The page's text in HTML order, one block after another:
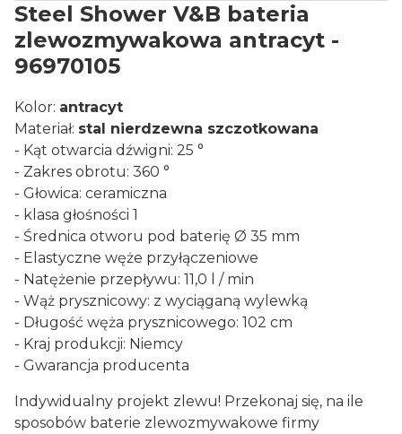
Steel Shower V&B bateria
zlewozmywakowa antracyt -
96970105
Kolor: antracyt
Materiał: stal nierdzewna szczotkowana
- Kąt otwarcia dźwigni: 25 °
- Zakres obrotu: 360 °
- Głowica: ceramiczna
- klasa głośności 1
- Średnica otworu pod baterię Ø 35 mm
- Elastyczne węże przyłączeniowe
- Natężenie przepływu: 11,0 l / min
- Wąż prysznicowy: z wyciąganą wylewką
- Długość węża prysznicowego: 102 cm
- Kraj produkcji: Niemcy
- Gwarancja producenta
Indywidualny projekt zlewu! Przekonaj się, na ile
sposobów baterie zlewozmywakowe firmy